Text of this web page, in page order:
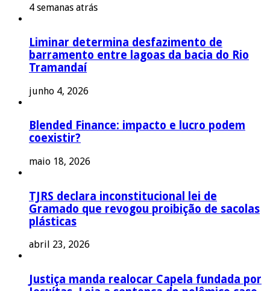
4 semanas atrás
Liminar determina desfazimento de
barramento entre lagoas da bacia do Rio
Tramandaí
junho 4, 2026
Blended Finance: impacto e lucro podem
coexistir?
maio 18, 2026
TJRS declara inconstitucional lei de
Gramado que revogou proibição de sacolas
plásticas
abril 23, 2026
Justiça manda realocar Capela fundada por